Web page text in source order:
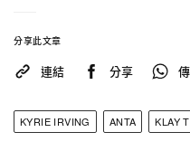
>角田裕毅急速操駕，
Showrun Formula 1 展演
New York Knicks
分享此文章
連結 分享
KYRIE IRVING ANTA KLAY